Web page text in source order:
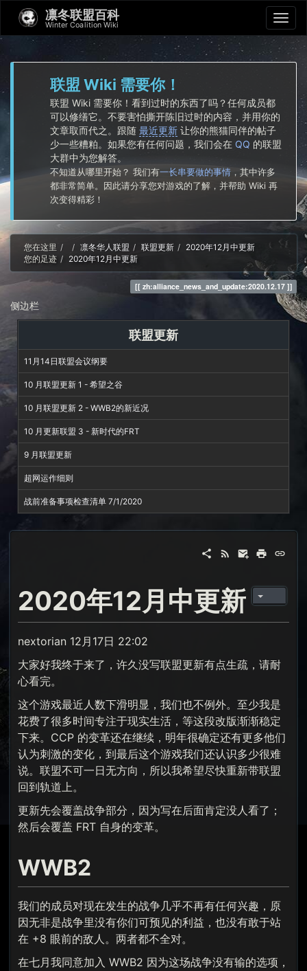
凛冬联盟百科
Winter Coalition Wiki
联盟 Wiki 需要你！
联盟 Wiki 需要你！看到过时的东西了吗？任何成员都
可以修缮它。不要害怕撕开陈旧过时的内容，并用你的
文章取而代之。跟随最近更新 让你的熊猫同伴的帖子
少一些糟粕。如果您有任何问题，我们会在 QQ 的联盟
大群中为您解答。
不知道从哪里开始？ 我们有一长串要做的事情 ，其中许多
都非常简单。因此请分享您对游戏的了解，并帮助 Wiki 再
次变得精彩！
您在这里 Home凛冬华人联盟 联盟更新
2020年12月中更新
您的足迹
2020年12月中更新
zh:alliance_news_and_update:2020.12.17
侧边栏
联盟更新
11月14日联盟会议纲要
10 月联盟更新 1 - 希望之谷
10 月联盟更新 2 - WWB2的新近况
10 月更新联盟 3 - 新时代的FRT
9 月联盟更新
超网运作细则
战前准备事项检查清单 7/1/2020
2020年12月中更新
nextorian 12月17日 22:02
大家好我终于来了，许久没写联盟更新有点生疏，请耐
心看完。
这个游戏最近人数下滑明显，我们也不例外。至少我是
花费了很多时间专注于现实生活，等这段改版渐渐稳定
下来。CCP 的变革还在继续，明年很确定还有更多他们
认为刺激的变化，到最后这个游戏我们还认识多少很难
说。联盟不可一日无方向，所以我希望尽快重新带联盟
回到轨道上。
更新先会覆盖战争部分，因为写在后面肯定没人看了；
然后会覆盖 FRT 自身的变革。
WWB2
我们的成员对现在发生的战争几乎不再有任何兴趣，原
因无非是战争里没有你们可预见的利益，也没有敢于站
在 +8 眼前的敌人。两者都不全对。
在七月我同意加入 WWB2 因为这场战争没有输的选项，